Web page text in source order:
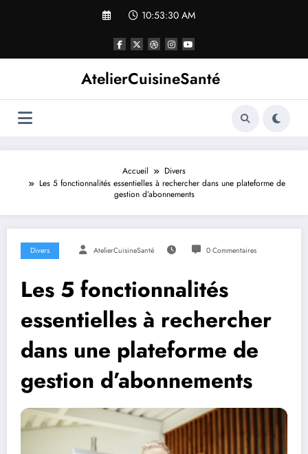
10:53:30 AM
AtelierCuisineSanté
Accueil
Divers
Les 5 fonctionnalités essentielles à rechercher dans une plateforme de
gestion d’abonnements
Divers AtelierCuisineSanté 0 Commentaires
Les 5 fonctionnalités
essentielles à rechercher
dans une plateforme de
gestion d’abonnements